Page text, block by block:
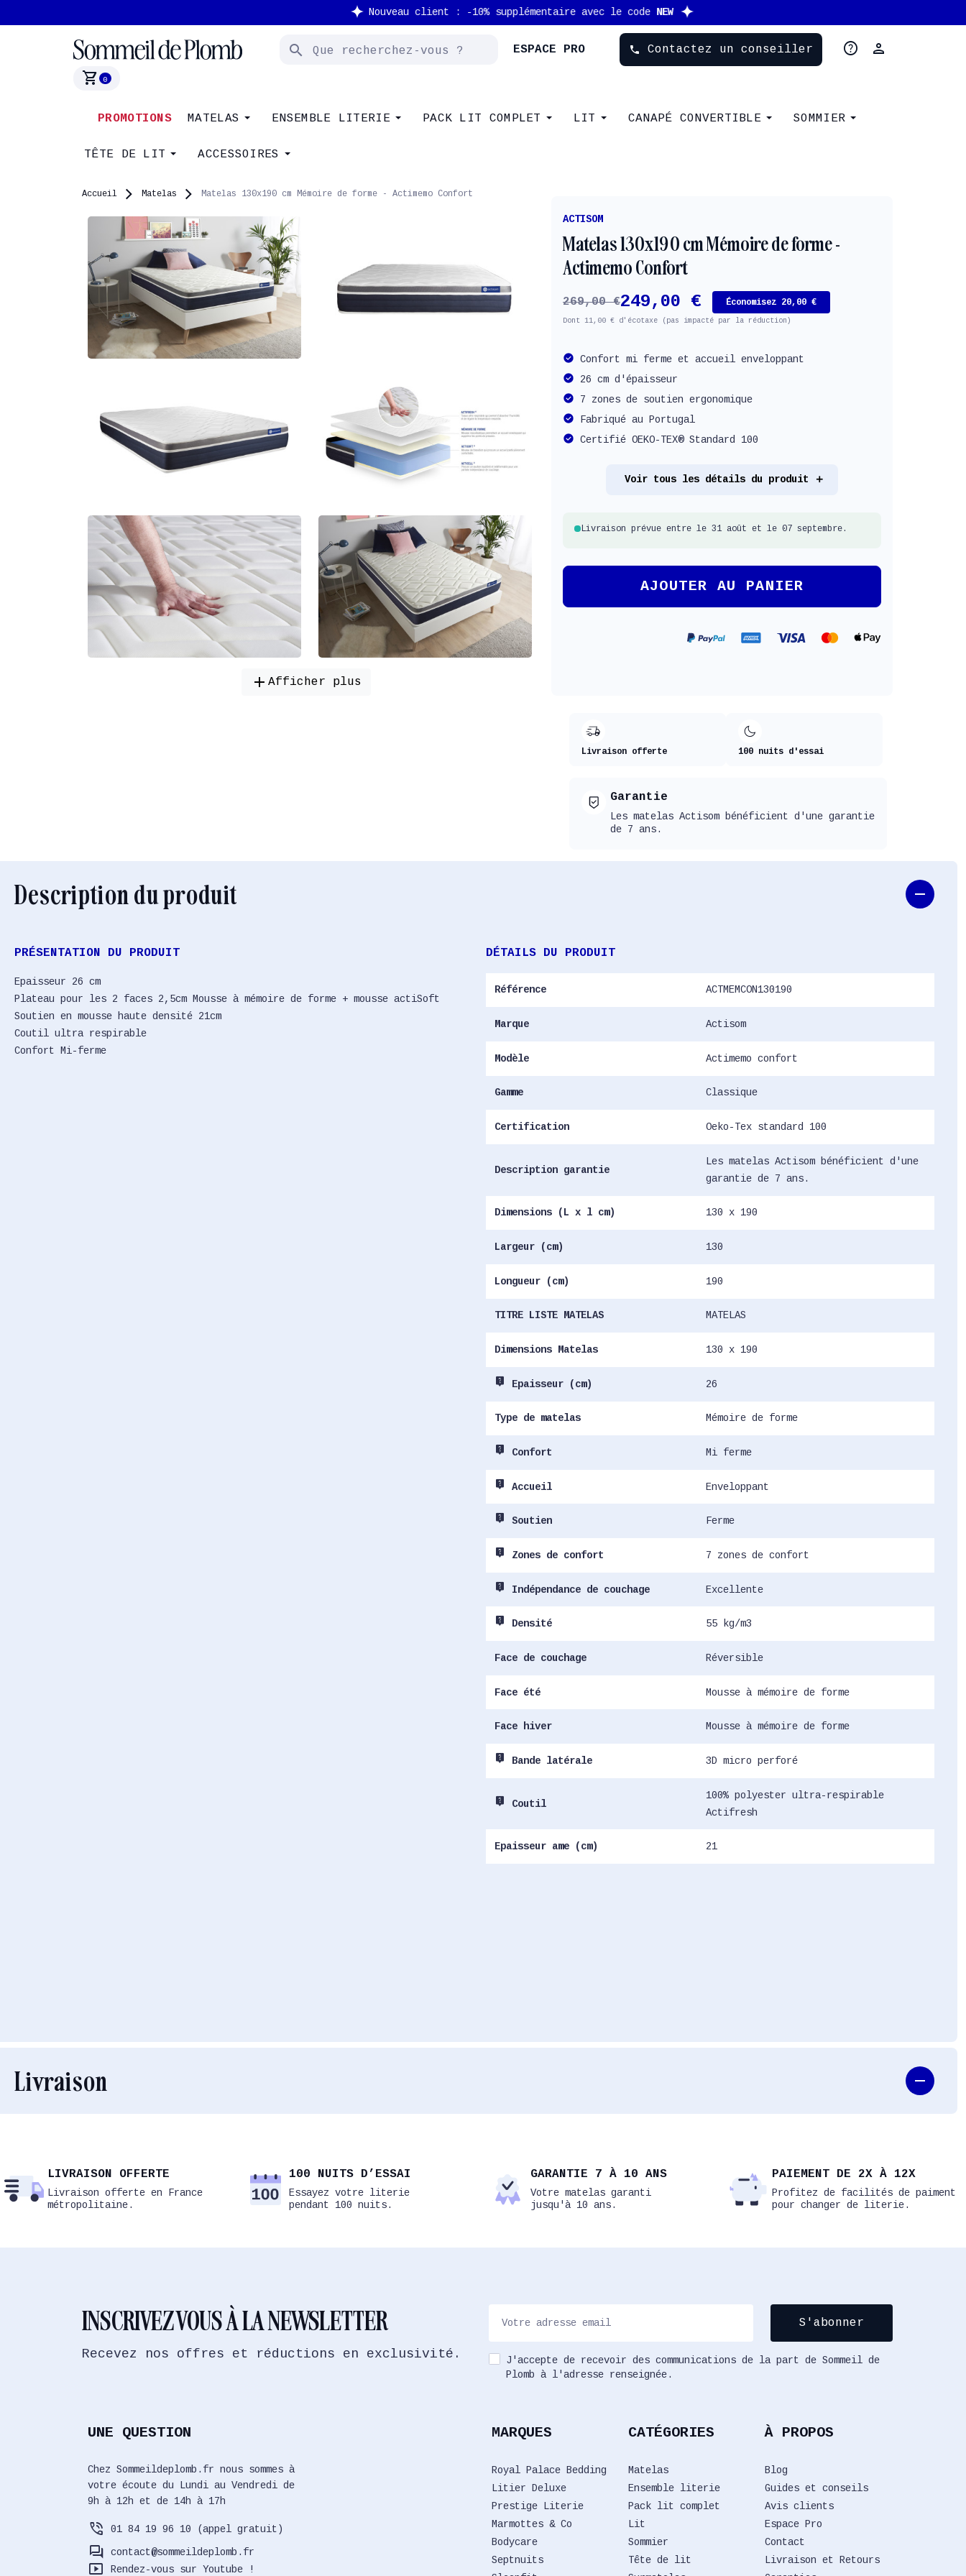
Nouveau client : -10% supplémentaire avec le codeNEW
ESPACE PRO phone Contactez un conseiller help
search
person
shopping_cart
0
PROMOTIONS MATELAS ENSEMBLE LITERIE PACK LIT COMPLET LIT CANAPÉ CONVERTIBLE SOMMIER
TÊTE DE LIT ACCESSOIRES
Accueil Matelas Matelas 130x190 cm Mémoire de forme - Actimemo Confort
add Afficher plus
ACTISOM
Matelas 130x190 cm Mémoire de forme -
Actimemo Confort
269,00 €249,00 € Économisez 20,00 €
Dont 11,00 € d'écotaxe (pas impacté par la réduction)
Confort mi ferme et accueil enveloppant
26 cm d'épaisseur
7 zones de soutien ergonomique
Fabriqué au Portugal
Certifié OEKO-TEX® Standard 100
Voir tous les détails du produit
Livraison prévue entre le 31 août et le 07 septembre.
AJOUTER AU PANIER
Livraison offerte 100 nuits d'essai
Garantie
Les matelas Actisom bénéficient d'une garantie
de 7 ans.
Description du produit
PRÉSENTATION DU PRODUIT
Epaisseur 26 cm
Plateau pour les 2 faces 2,5cm Mousse à mémoire de forme + mousse actiSoft
Soutien en mousse haute densité 21cm
Coutil ultra respirable
Confort Mi-ferme
DÉTAILS DU PRODUIT
Référence ACTMEMCON130190
Marque Actisom
Modèle Actimemo confort
Gamme Classique
Certification Oeko-Tex standard 100
Description garantie
Les matelas Actisom bénéficient d'une
garantie de 7 ans.
Dimensions (L x l cm) 130 x 190
Largeur (cm) 130
Longueur (cm) 190
TITRE LISTE MATELAS MATELAS
Dimensions Matelas 130 x 190
live_help Epaisseur (cm) 26
Type de matelas Mémoire de forme
live_help Confort Mi ferme
live_help Accueil Enveloppant
live_help Soutien Ferme
live_help Zones de confort 7 zones de confort
live_help Indépendance de couchage Excellente
live_help Densité 55 kg/m3
Face de couchage Réversible
Face été Mousse à mémoire de forme
Face hiver Mousse à mémoire de forme
live_help Bande latérale 3D micro perforé
live_help Coutil
100% polyester ultra-respirable
Actifresh
Epaisseur ame (cm) 21
Livraison
LIVRAISON OFFERTE
Livraison offerte en France
métropolitaine.
100 NUITS D’ESSAI
Essayez votre literie
pendant 100 nuits.
GARANTIE 7 À 10 ANS
Votre matelas garanti
jusqu'à 10 ans.
PAIEMENT DE 2X À 12X
Profitez de facilités de paiment
pour changer de literie.
INSCRIVEZ VOUS À LA NEWSLETTER
Recevez nos offres et réductions en exclusivité.
J'accepte de recevoir des communications de la part de Sommeil de
Plomb à l'adresse renseignée.
UNE QUESTION
Chez Sommeildeplomb.fr nous sommes à
votre écoute du Lundi au Vendredi de
9h à 12h et de 14h à 17h
phone_in_talk 01 84 19 96 10 (appel gratuit)
forum contact@sommeildeplomb.fr
smart_display Rendez-vous sur Youtube !
MARQUES
Royal Palace Bedding
Litier Deluxe
Prestige Literie
Marmottes & Co
Bodycare
Septnuits
CATÉGORIES
Matelas
Ensemble literie
Pack lit complet
Lit
Sommier
Tête de lit
À PROPOS
Blog
Guides et conseils
Avis clients
Espace Pro
Contact
Livraison et Retours